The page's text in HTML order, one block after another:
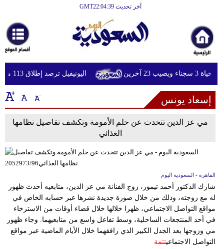
آخر تحديث GMT22:04:39
أخبارعاجلة
رياضة
ثقافة
إقتصاد
فن
أزياء
وتغذية
سياحة
وسفر
اليونيفيل ترصد إطلاق 113 مقذوفا إسرائيليا على لبنان خلال يوم واحد 23 آخرين
إسعاد يونس
مي عز الدين تتحدث عن حلم الأمومة وتكشف تفاصيل نظامها
الغذائي
القاهرة - السعودية اليوم
شارك الدكتور أحمد تيمور، زوج الفنانة مي عز الدين، متابعيه أحدث ظهور
له مع زوجته، وذلك من خلال صورة جديدة نشرها عبر حسابه الخاص في
مواقع التواصل الاجتماعي، ظهرا خلالها خلال قضاء أوقات من الاسترخاء
في أحد المنتجعات الساحلية، وسط تفاعل واسع من متابعيهما. وجاء ظهور
مي وزوجها بعد الجدل الكبير الذي رافقهما خلال الأيام الماضية عبر مواقع
التواصل الاجتماعيتتمة